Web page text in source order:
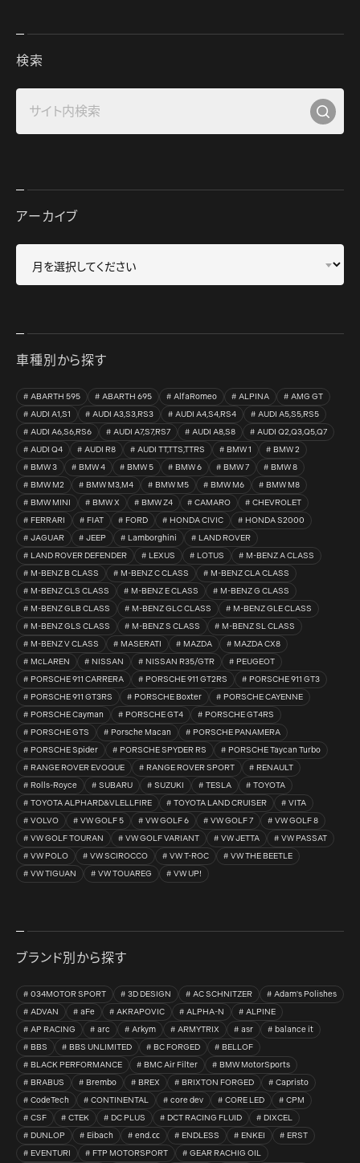
検索
アーカイブ
車種別から探す
ABARTH 595 ABARTH 695 AlfaRomeo ALPINA
AMG GT
AUDI A1,S1
AUDI A3,S3,RS3 AUDI A4,S4,RS4
AUDI A5,S5,RS5
AUDI A6,S6,RS6
AUDI A7,S7,RS7 AUDI A8,S8
AUDI Q2,Q3,Q5,Q7
AUDI Q4
AUDI R8 AUDI TT,TTS,TTRS BMW 1
BMW 2
BMW 3
BMW 4 BMW 5 BMW 6 BMW 7
BMW 8
BMW M2
BMW M3,M4 BMW M5 BMW M6
BMW M8
BMW MINI
BMW X BMW Z4 CAMARO
CHEVROLET
FERRARI
FIAT FORD HONDA CIVIC
HONDA S2000
JAGUAR
JEEP Lamborghini
LAND ROVER
LAND ROVER DEFENDER
LEXUS LOTUS
M-BENZ A CLASS
M-BENZ B CLASS
M-BENZ C CLASS
M-BENZ CLA CLASS
M-BENZ CLS CLASS
M-BENZ E CLASS
M-BENZ G CLASS
M-BENZ GLB CLASS
M-BENZ GLC CLASS
M-BENZ GLE CLASS
M-BENZ GLS CLASS
M-BENZ S CLASS
M-BENZ SL CLASS
M-BENZ V CLASS
MASERATI MAZDA
MAZDA CX8
McLAREN
NISSAN NISSAN R35/GTR
PEUGEOT
PORSCHE 911 CARRERA
PORSCHE 911 GT2RS
PORSCHE 911 GT3
PORSCHE 911 GT3RS
PORSCHE Boxter
PORSCHE CAYENNE
PORSCHE Cayman
PORSCHE GT4
PORSCHE GT4RS
PORSCHE GTS
Porsche Macan
PORSCHE PANAMERA
PORSCHE Spider
PORSCHE SPYDER RS
PORSCHE Taycan Turbo
RANGE ROVER EVOQUE
RANGE ROVER SPORT
RENAULT
Rolls-Royce
SUBARU SUZUKI TESLA
TOYOTA
TOYOTA ALPHARD&VLELLFIRE
TOYOTA LAND CRUISER
VITA
VOLVO
VW GOLF 5 VW GOLF 6 VW GOLF 7
VW GOLF 8
VW GOLF TOURAN
VW GOLF VARIANT VW JETTA
VW PASSAT
VW POLO
VW SCIROCCO VW T-ROC
VW THE BEETLE
VW TIGUAN
VW TOUAREG VW UP!
ブランド別から探す
034MOTOR SPORT 3D DESIGN AC SCHNITZER
Adam's Polishes
ADVAN
aFe AKRAPOVIC ALPHA-N
ALPINE
AP RACING
arc Arkym ARMYTRIX asr
balance it
BBS
BBS UNLIMITED BC FORGED
BELLOF
BLACK PERFORMANCE
BMC Air Filter
BMW MotorSports
BRABUS
Brembo BREX BRIXTON FORGED
Capristo
CodeTech
CONTINENTAL core dev CORE LED
CPM
CSF
CTEK DC PLUS DCT RACING FLUID
DIXCEL
DUNLOP
Eibach end.㏄ ENDLESS ENKEI
ERST
EVENTURI
FTP MOTORSPORT GEAR RACHIG OIL